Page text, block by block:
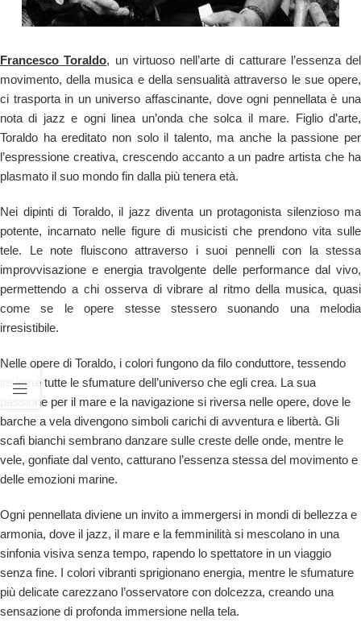
Francesco Toraldo, un virtuoso nell’arte di catturare l’essenza del
movimento, della musica e della sensualità attraverso le sue opere,
ci trasporta in un universo affascinante, dove ogni pennellata è una
nota di jazz e ogni linea un’onda che solca il mare. Figlio d’arte,
Toraldo ha ereditato non solo il talento, ma anche la passione per
l’espressione creativa, crescendo accanto a un padre artista che ha
plasmato il suo mondo fin dalla più tenera età.
Nei dipinti di Toraldo, il jazz diventa un protagonista silenzioso ma
potente, incarnato nelle figure di musicisti che prendono vita sulle
tele. Le note fluiscono attraverso i suoi pennelli con la stessa
improvvisazione e energia travolgente delle performance dal vivo,
permettendo a chi osserva di vibrare al ritmo della musica, quasi
come se le opere stesse stessero suonando una melodia
irresistibile.
Nelle opere di Toraldo, i colori fungono da filo conduttore, tessendo
insieme tutte le sfumature dell’universo che egli crea. La sua
passione per il mare e la navigazione si riversa nelle opere, dove le
barche a vela divengono simboli carichi di avventura e libertà. Gli
scafi bianchi sembrano danzare sulle creste delle onde, mentre le
vele, gonfiate dal vento, catturano l’essenza stessa del movimento e
delle emozioni marine.
Ogni pennellata diviene un invito a immergersi in mondi di bellezza e
armonia, dove il jazz, il mare e la femminilità si mescolano in una
sinfonia visiva senza tempo, rapendo lo spettatore in un viaggio
senza fine. I colori vibranti sprigionano energia, mentre le sfumature
più delicate carezzano l’osservatore con dolcezza, creando una
sensazione di profonda immersione nella tela.